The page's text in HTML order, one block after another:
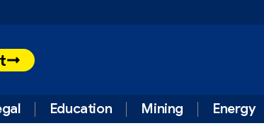
Education Mining Energy